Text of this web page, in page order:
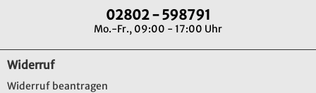
02802 - 598791
Mo.-Fr., 09:00 - 17:00 Uhr
Widerruf
Widerruf beantragen